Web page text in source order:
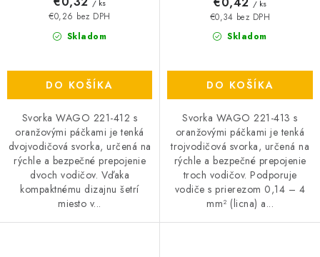
Skladom
€0,26 bez DPH
/ ks
DO KOŠÍKA
Svorka WAGO 221-412 s
oranžovými páčkami je tenká
dvojvodičová svorka, určená na
rýchle a bezpečné prepojenie
dvoch vodičov. Vďaka
kompaktnému dizajnu šetrí
miesto v...
Skladom
€0,34 bez DPH
/ ks
DO KOŠÍKA
Svorka WAGO 221-413 s
oranžovými páčkami je tenká
trojvodičová svorka, určená na
rýchle a bezpečné prepojenie
troch vodičov. Podporuje
vodiče s prierezom 0,14 – 4
mm² (licna) a...